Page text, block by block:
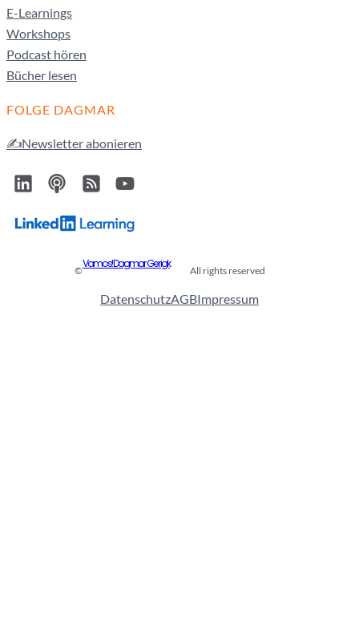
E-Learnings
Workshops
Podcast hören
Bücher lesen
FOLGE DAGMAR
✍️Newsletter abonieren
©
Vamos! Dagmar Gerigk
All rights reserved
DatenschutzAGBImpressum